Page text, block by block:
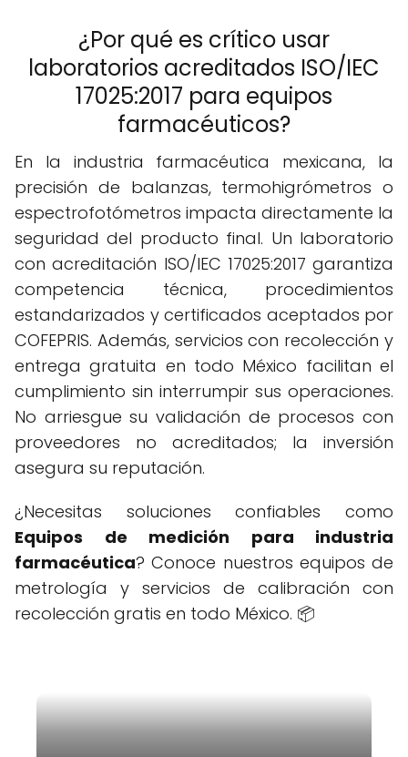
¿Por qué es crítico usar
laboratorios acreditados ISO/IEC
17025:2017 para equipos
farmacéuticos?
En la industria farmacéutica mexicana, la
precisión de balanzas, termohigrómetros o
espectrofotómetros impacta directamente la
seguridad del producto final. Un laboratorio
con acreditación ISO/IEC 17025:2017 garantiza
competencia técnica, procedimientos
estandarizados y certificados aceptados por
COFEPRIS. Además, servicios con recolección y
entrega gratuita en todo México facilitan el
cumplimiento sin interrumpir sus operaciones.
No arriesgue su validación de procesos con
proveedores no acreditados; la inversión
asegura su reputación.
¿Necesitas soluciones confiables como
Equipos de medición para industria
farmacéutica? Conoce nuestros equipos de
metrología y servicios de calibración con
recolección gratis en todo México. 📦